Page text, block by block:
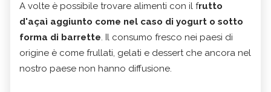
A volte è possibile trovare alimenti con il frutto
d'açaì aggiunto come nel caso di yogurt o sotto
forma di barrette. Il consumo fresco nei paesi di
origine è come frullati, gelati e dessert che ancora nel
nostro paese non hanno diffusione.